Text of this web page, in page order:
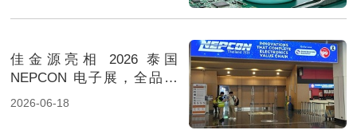
佳金源亮相 2026 泰国
NEPCON 电子展，全品类
焊料重磅展出，高性能锡膏
2026-06-18